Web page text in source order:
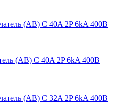
(АВ) C 40A 2P 6kA 400В